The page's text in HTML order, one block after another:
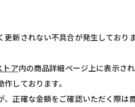
新されない不具合が発生しておりま
トア内の商品詳細ページ上に表示さ
しております。
正確な金額をご確認いただく際は